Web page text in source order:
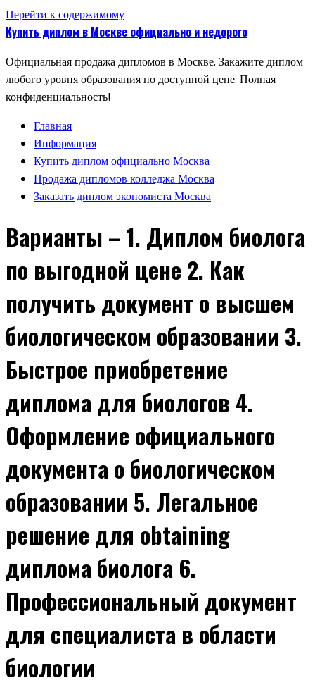
Перейти к содержимому
Купить диплом в Москве официально и недорого
Официальная продажа дипломов в Москве. Закажите диплом
любого уровня образования по доступной цене. Полная
конфиденциальность!
Главная
Информация
Купить диплом официально Москва
Продажа дипломов колледжа Москва
Заказать диплом экономиста Москва
Варианты – 1. Диплом биолога
по выгодной цене 2. Как
получить документ о высшем
биологическом образовании 3.
Быстрое приобретение
диплома для биологов 4.
Оформление официального
документа о биологическом
образовании 5. Легальное
решение для obtaining
диплома биолога 6.
Профессиональный документ
для специалиста в области
биологии